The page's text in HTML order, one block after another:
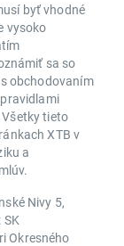
byť vhodné
vysoko
sa so
obchodovaním
tieto
XTB v
a
Nivy 5,
SK
Okresného